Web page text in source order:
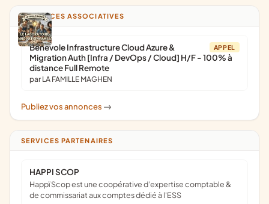
ANNONCES ASSOCIATIVES
APPEL
Bénévole Infrastructure Cloud Azure &
Migration Auth [Infra / DevOps / Cloud] H/F - 100% à
distance Full Remote
par LA FAMILLE MAGHEN
Publiez vos annonces ->
SERVICES PARTENAIRES
HAPPI SCOP
Happï Scop est une coopérative d’expertise comptable &
de commissariat aux comptes dédié à l'ESS